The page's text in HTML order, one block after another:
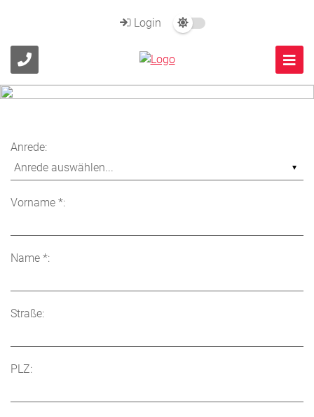
Login
Anrede:
Vorname *:
Name *:
Straße:
PLZ: